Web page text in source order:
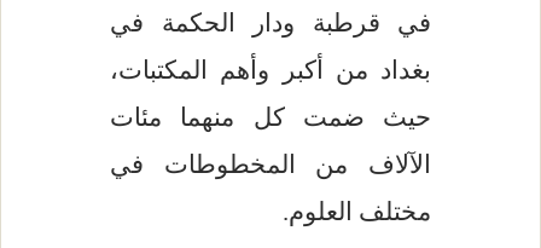
في قرطبة ودار الحكمة في
بغداد من أكبر وأهم المكتبات،
حيث ضمت كل منهما مئات
الآلاف من المخطوطات في
مختلف العلوم.